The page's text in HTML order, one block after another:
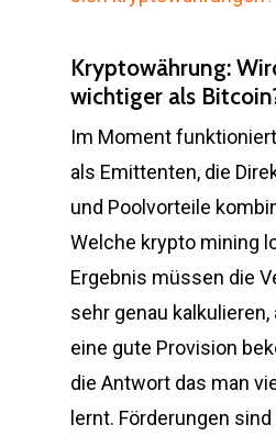
Kryptowährung:
wichtiger als
Im Moment
als Emittenten, die
und Poolvorteile
Welche krypto mining
Ergebnis müssen die
sehr genau kalkulieren,
eine gute Provision
die Antwort das man
lernt. Förderungen